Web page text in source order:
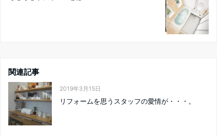
関連記事
2019年3月15日
リフォームを思うスタッフの愛情が・・・。